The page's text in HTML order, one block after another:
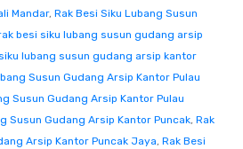
Mandar, Rak Besi Siku Lubang Susun
besi siku lubang susun gudang arsip
lubang susun gudang arsip kantor
Susun Gudang Arsip Kantor Pulau
Susun Gudang Arsip Kantor Pulau
Susun Gudang Arsip Kantor Puncak, Rak
Arsip Kantor Puncak Jaya, Rak Besi